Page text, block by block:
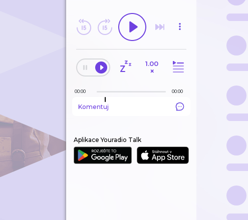
1.00
×
00:00 00:00
Komentuj
Aplikace Youradio Talk